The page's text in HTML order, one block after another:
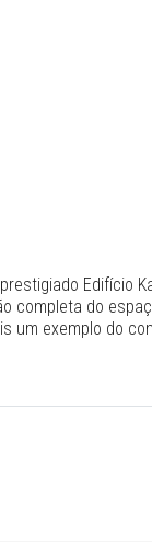
Edifício
completa do
exemplo do